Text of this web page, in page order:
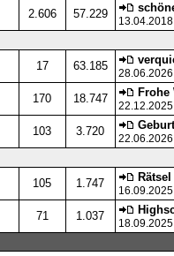
2.606 57.229
13.04.2018
17 63.185
28.06.2026
170 18.747 Frohe
22.12.2025
103 3.720
22.06.2026
105 1.747
16.09.2025
71 1.037
18.09.2025